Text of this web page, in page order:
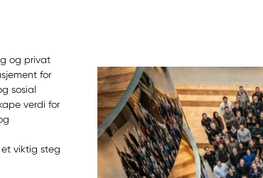
og privat
for
sosial
verdi for
et viktig steg